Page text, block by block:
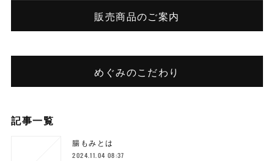
販売商品のご案内
めぐみのこだわり
記事一覧
腸もみとは
2024.11.04 08:37